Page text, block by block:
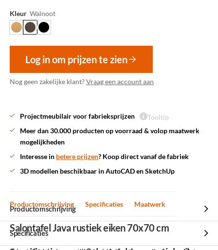
Kleur Walnoot
Log in om prijzen te zien
Nog geen zakelijke klant?Vraag een account aan
Projectmeubilair voor fabrieksprijzen
Tooltip
Meer dan 30.000 producten op voorraad & volop maatwerk
mogelijkheden
Interesse in betere prijzen? Koop direct vanaf de fabriek
3D modellen beschikbaar in AutoCAD en SketchUp
Productomschrijving Specificaties Maatwerk
Productomschrijving
Salontafel Java rustiek eiken 70x70 cm
Specificaties